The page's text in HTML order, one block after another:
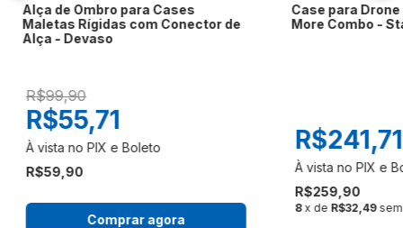
Alça de Ombro para Cases
Maletas Rígidas com Conector de
Alça - Devaso
R$99,90
R$59,90
R$55,71
Comprar agora
Case para Drone
More Combo -
R$259,90
R$241,71
8 x de R$32,49